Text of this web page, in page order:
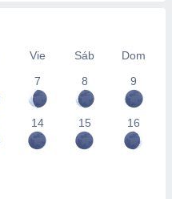
Vie Sáb
Dom
7 8 9
14 15 16